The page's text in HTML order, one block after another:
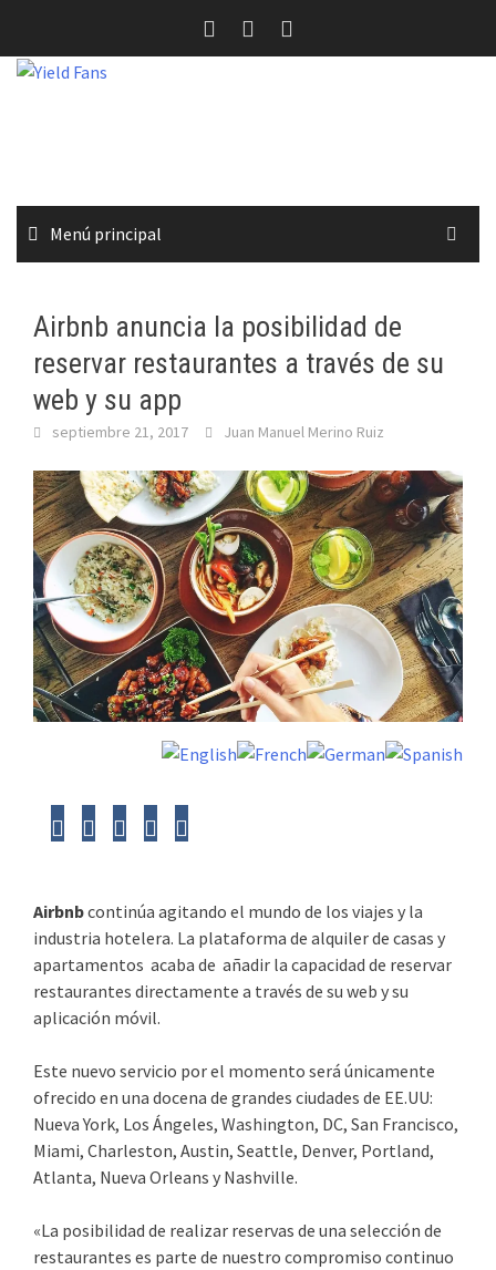
contenido
Menú principal
Airbnb anuncia la posibilidad de
reservar restaurantes a través de su
web y su app
septiembre 21, 2017 Juan Manuel Merino Ruiz
Airbnbcontinúa agitando el mundo de los viajes y la
industria hotelera. La plataforma de alquiler de casas y
apartamentos acaba de añadir la capacidad de reservar
restaurantes directamente a través de su web y su
aplicación móvil.
Este nuevo servicio por el momento será únicamente
ofrecido en una docena de grandes ciudades de EE.UU:
Nueva York, Los Ángeles, Washington, DC, San Francisco,
Miami, Charleston, Austin, Seattle, Denver, Portland,
Atlanta, Nueva Orleans y Nashville.
«La posibilidad de realizar reservas de una selección de
restaurantes es parte de nuestro compromiso continuo